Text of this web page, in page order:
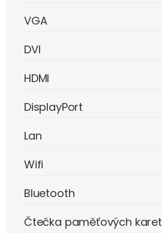
VGA
DVI
HDMI
DisplayPort
Lan
Wifi
Bluetooth
Čtečka paměťových karet